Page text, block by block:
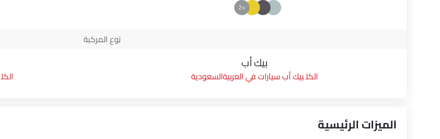
+2
نوع المركبة
بيك أب
بيك أب سيارات في العربيةالسعودية
الميزات الرئيسية